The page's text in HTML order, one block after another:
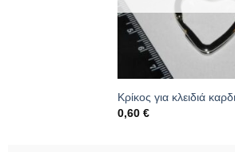
Κρίκος για κλειδιά
0,60 €